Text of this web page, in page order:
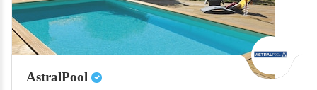
AstralPool